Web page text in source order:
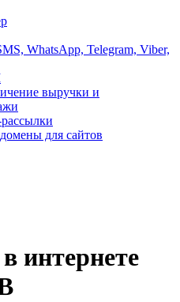
WhatsApp, Telegram, Viber,
выручки и
для сайтов
интернете